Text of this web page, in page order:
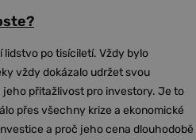
po tisíciletí. Vždy bylo
vždy dokázalo udržet svou
přitažlivost pro investory. Je to
přes všechny krize a ekonomické
a proč jeho cena dlouhodobě